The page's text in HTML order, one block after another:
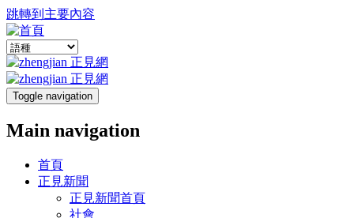
跳轉到主要內容
Toggle navigation
Main navigation
首頁
正見新聞
正見新聞首頁
社會